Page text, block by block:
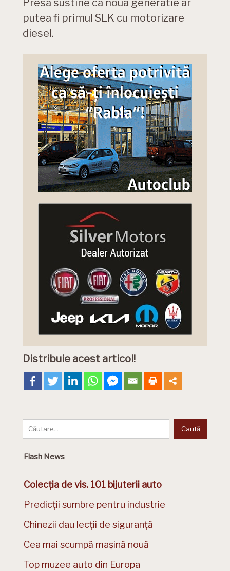
Presa sustine ca noua generatie ar
putea fi primul SLK cu motorizare
diesel.
Distribuie acest articol!
Flash News
Colecția de vis. 101 bijuterii auto
Predicții sumbre pentru industrie
Chinezii dau lecții de siguranță
Cea mai scumpă mașină nouă
Top muzee auto din Europa